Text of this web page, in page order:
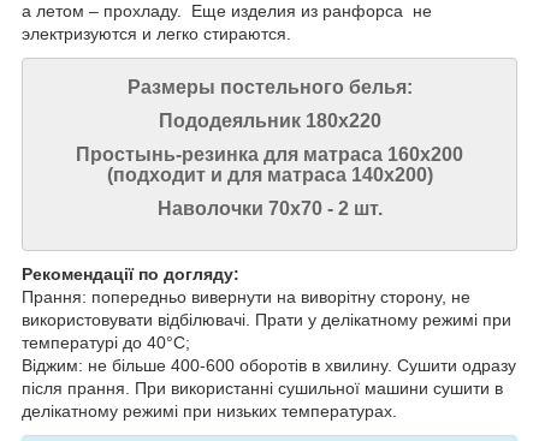
а летом – прохладу. Еще изделия из ранфорса не
электризуются и легко стираются.
Размеры постельного белья:
Пододеяльник 180х220
Простынь-резинка для матраса 160х200
(подходит и для матраса 140х200)
Наволочки 70х70 - 2 шт.
Рекомендації по догляду:
Прання: попередньо вивернути на виворітну сторону, не
використовувати відбілювачі. Прати у делікатному режимі при
температурі до 40°C;
Віджим: не більше 400-600 оборотів в хвилину. Сушити одразу
після прання. При використанні сушильної машини сушити в
делікатному режимі при низьких температурах.